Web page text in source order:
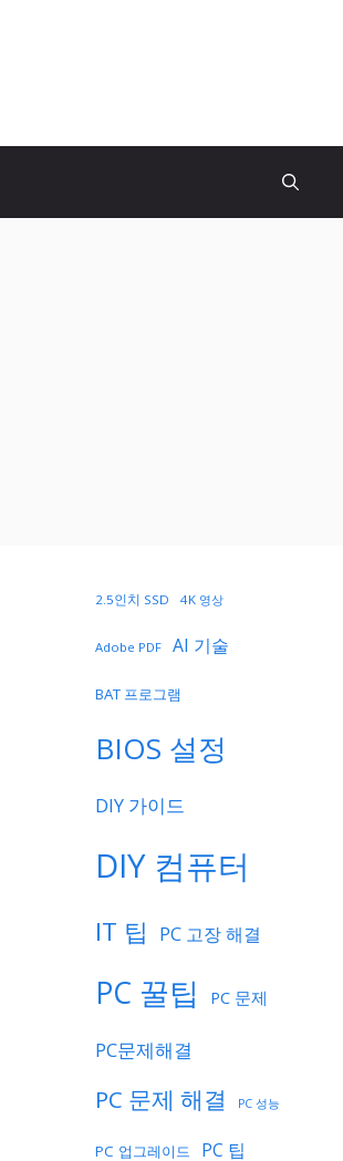
2.5인치 SSD 4K 영상
Adobe PDF AI 기술
BAT 프로그램
BIOS 설정
DIY 가이드
DIY 컴퓨터
IT 팁 PC 고장 해결
PC 꿀팁 PC 문제
PC문제해결
PC 문제 해결 PC 성능
PC 업그레이드 PC 팁